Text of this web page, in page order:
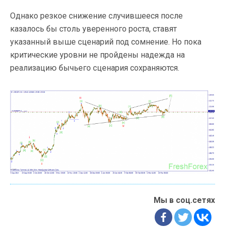
Однако резкое снижение случившееся после
казалось бы столь уверенного роста, ставят
указанный выше сценарий под сомнение. Но пока
критические уровни не пройдены надежда на
реализацию бычьего сценария сохраняются.
Мы в соц.сетях